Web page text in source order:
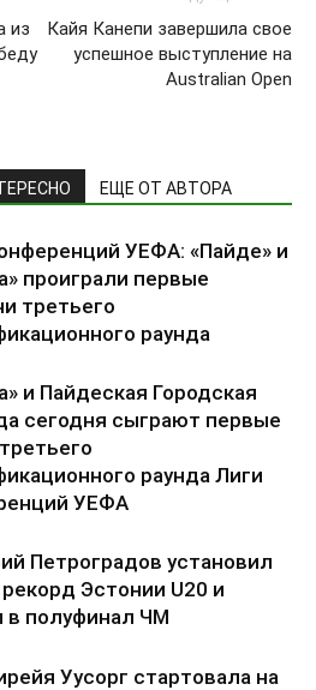
из
Кайя Канепи завершила свое
успешное выступление на
Australian Open
ЕЩЕ ОТ АВТОРА
УЕФА: «Пайде» и
проиграли первые
третьего
раунда
и Пайдеская Городская
сегодня сыграют первые
раунда Лиги
УЕФА
Петроградов установил
Эстонии U20 и
полуфинал ЧМ
Уусорг стартовала на